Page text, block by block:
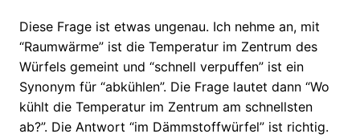
Diese Frage ist etwas ungenau. Ich nehme an, mit
“Raumwärme” ist die Temperatur im Zentrum des
Würfels gemeint und “schnell verpuffen” ist ein
Synonym für “abkühlen”. Die Frage lautet dann “Wo
kühlt die Temperatur im Zentrum am schnellsten
ab?”. Die Antwort “im Dämmstoffwürfel” ist richtig.